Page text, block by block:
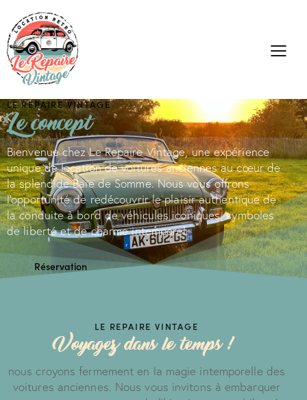
LE REPAIRE VINTAGE
Le concept
Bienvenue chez Le Repaire Vintage, une expérience
unique de location de voitures anciennes au cœur de
la splendide Baie de Somme. Nous vous offrons
l'opportunité de redécouvrir le plaisir authentique de
la conduite à bord de véhicules iconiques, symboles
de liberté et de charme intemporel.
Réservation
LE REPAIRE VINTAGE
Voyagez dans le temps !
nous croyons fermement en la magie intemporelle des
voitures anciennes. Nous vous invitons à embarquer